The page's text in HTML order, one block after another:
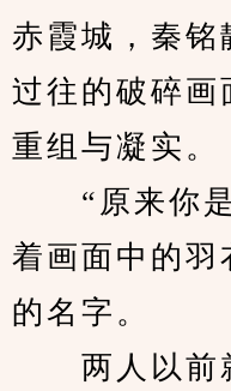
赤霞城，秦铭
过往的破碎画
重组与凝实。
“原来你是
着画面中的羽
的名字。
两人以前